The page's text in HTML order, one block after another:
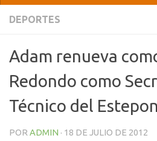
DEPORTES
Adam renueva
Redondo como
Técnico del
POR ADMIN · 18 DE JULIO DE 2012